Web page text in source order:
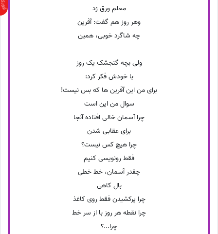
معلم ورق زد
وهر روز هم گفت: آفرین
چه شاگرد خوبی، همین
ولی بچه گنجشک یک روز
با خودش فکر کرد:
برای من این آفرین ها که بس نیست!
سوال من این است
چرا آسمان خالی افتاده آنجا
برای عقابی شدن
چرا هیچ کس نیست؟
فقط رونویسی کنیم
چقدر آسمان، خط خطی
بال کاهی
چرا پرکشیدن فقط روی کاغذ
چرا نقطه هر روز با از سر خط
چرا...؟